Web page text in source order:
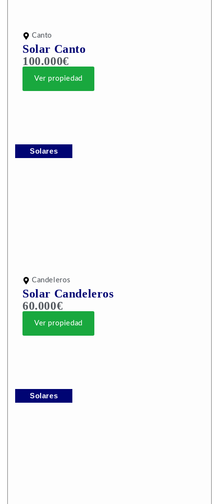
Canto
Solar Canto
100.000€
Ver propiedad
Solares
Candeleros
Solar Candeleros
60.000€
Ver propiedad
Solares